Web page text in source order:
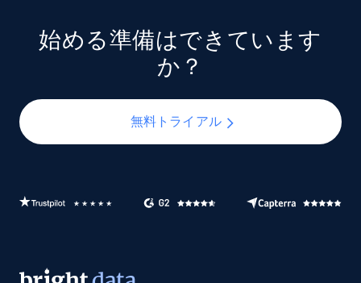
始める準備はできています
か？
無料トライアル